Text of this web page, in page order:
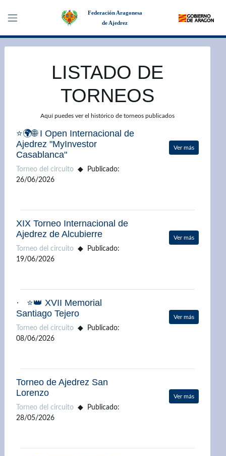
Federación Aragonesa
de Ajedrez
LISTADO DE
TORNEOS
Aquí puedes ver el histórico de torneos publicados
⭐🌍🌐 I Open Internacional de
Ajedrez "MyInvestor
Casablanca"
Torneo del circuito
Publicado:
26/06/2026
Ver más
XIX Torneo Internacional de
Ajedrez de Alcubierre
Torneo del circuito
Publicado:
19/06/2026
Ver más
· ⭐👑 XVII Memorial
Santiago Tejero
Torneo del circuito
Publicado:
08/06/2026
Ver más
Torneo de Ajedrez San
Lorenzo
Torneo del circuito
Publicado:
28/05/2026
Ver más